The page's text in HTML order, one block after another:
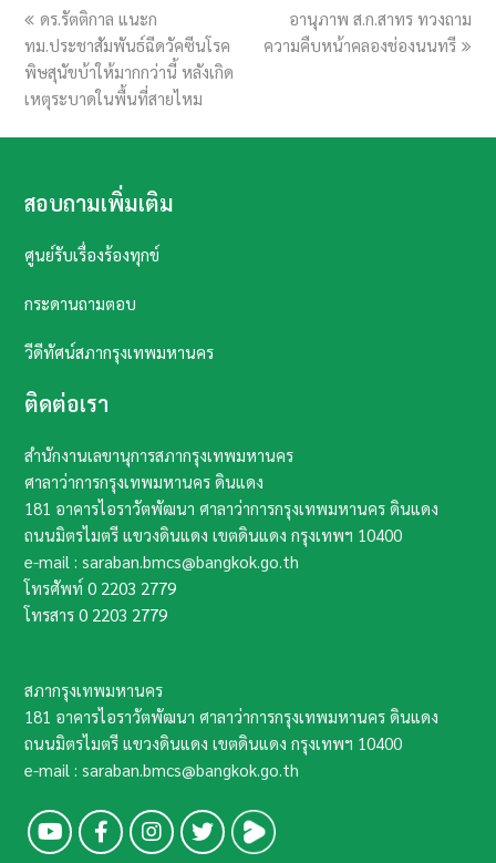
previous
post:
ดร.รัตติกาล แนะก
ทม.ประชาสัมพันธ์ฉีดวัคซีนโรค
พิษสุนัขบ้าให้มากกว่านี้ หลังเกิด
เหตุระบาดในพื้นที่สายไหม
next
post:
อานุภาพ ส.ก.สาทร ทวงถาม
ความคืบหน้าคลองช่องนนทรี
สอบถามเพิ่มเติม
ศูนย์รับเรื่องร้องทุกข์
กระดานถามตอบ
วีดีทัศน์สภากรุงเทพมหานคร
ติดต่อเรา
สำนักงานเลขานุการสภากรุงเทพมหานคร
ศาลาว่าการกรุงเทพมหานคร ดินแดง
181 อาคารไอราวัตพัฒนา ศาลาว่าการกรุงเทพมหานคร ดินแดง
ถนนมิตรไมตรี แขวงดินแดง เขตดินแดง กรุงเทพฯ​ 10400​
e-mail : saraban.bmcs@bangkok.go.th
โทรศัพท์0 2203 2779
โทรสาร0 2203 2779
สภากรุงเทพมหานคร
181 อาคารไอราวัตพัฒนา ศาลาว่าการกรุงเทพมหานคร ดินแดง
ถนนมิตรไมตรี แขวงดินแดง เขตดินแดง กรุงเทพฯ​ 10400​
e-mail : saraban.bmcs@bangkok.go.th